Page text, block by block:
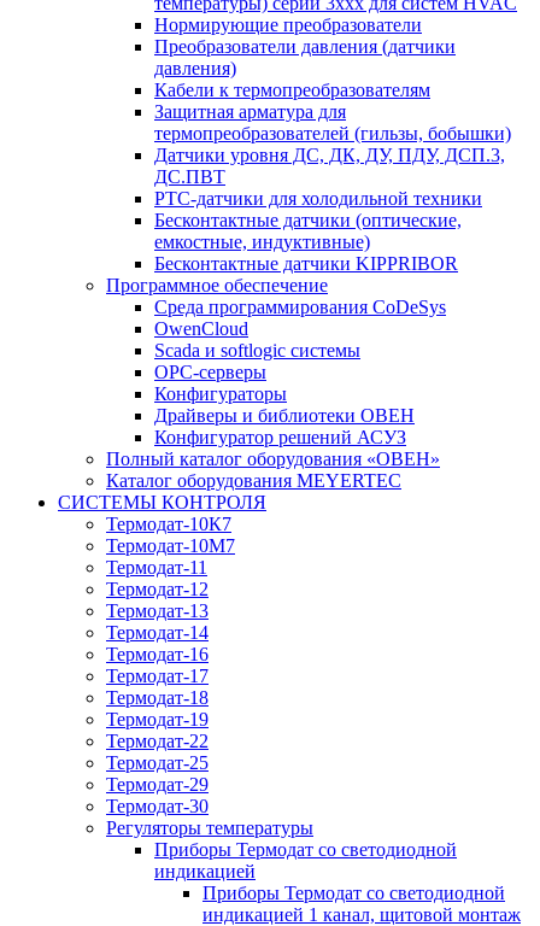
Нормирующие преобразователи
Преобразователи давления (датчики
давления)
Кабели к термопреобразователям
Защитная арматура для
термопреобразователей (гильзы, бобышки)
Датчики уровня ДС, ДК, ДУ, ПДУ, ДСП.3,
ДС.ПВТ
PTC-датчики для холодильной техники
Бесконтактные датчики (оптические,
емкостные, индуктивные)
Бесконтактные датчики KIPPRIBOR
Программное обеспечение
Среда программирования CoDeSys
OwenCloud
Scada и softlogic системы
OPC-серверы
Конфигураторы
Драйверы и библиотеки ОВЕН
Конфигуратор решений АСУЗ
Полный каталог оборудования «ОВЕН»
Каталог оборудования MEYERTEC
СИСТЕМЫ КОНТРОЛЯ
Термодат-10К7
Термодат-10М7
Термодат-11
Термодат-12
Термодат-13
Термодат-14
Термодат-16
Термодат-17
Термодат-18
Термодат-19
Термодат-22
Термодат-25
Термодат-29
Термодат-30
Регуляторы температуры
Приборы Термодат со светодиодной
индикацией
Приборы Термодат со светодиодной
индикацией 1 канал, щитовой монтаж